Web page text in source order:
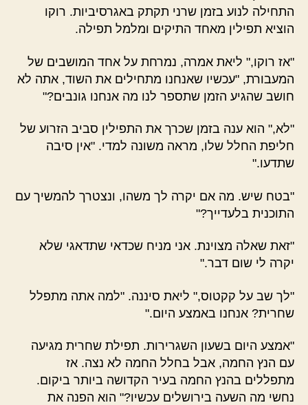
התחילה לנוע בזמן שרני תקתק באגרסיביות. רוקו
הוציא תפילין מאחד התיקים ומלמל תפילה.
"אז רוקו," ליאת אמרה, נמרחת על אחד המושבים של
המעבורת, "עכשיו שאנחנו מתחילים את השוד, אתה לא
חושב שהגיע הזמן שתספר לנו מה אנחנו גונבים?"
"לא," הוא ענה בזמן שכרך את התפילין סביב הזרוע של
חליפת החלל שלו, מראה משונה למדי. "אין סיבה
שתדעו."
"בטח שיש. מה אם יקרה לך משהו, ונצטרך להמשיך עם
התוכנית בלעדייך?"
"זאת שאלה מצוינת. אני מניח שכדאי שתדאגי שלא
יקרה לי שום דבר."
"לך שב על קקטוס," ליאת סיננה. "למה אתה מתפלל
שחרית? אנחנו באמצע היום."
"אמצע היום בשעון השגרירות. תפילת שחרית מגיעה
עם הנץ החמה, אבל בחלל החמה לא נצה. אז
מתפללים בהנץ החמה בעיר הקדושה ביותר ביקום.
נחשי מה השעה בירושלים עכשיו?" הוא הפנה את